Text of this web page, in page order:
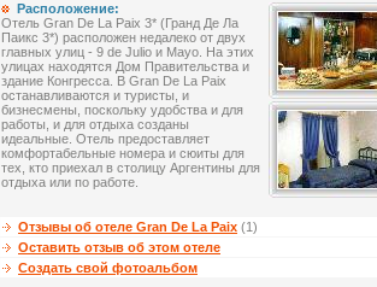
Расположение:
Отель Gran De La Paix 3* (Гранд Де Ла
Паикс 3*) расположен недалеко от двух
главных улиц - 9 de Julio и Mayo. На этих
улицах находятся Дом Правительства и
здание Конгресса. В Gran De La Paix
останавливаются и туристы, и
бизнесмены, поскольку удобства и для
работы, и для отдыха созданы
идеальные. Отель предоставляет
комфортабельные номера и сюиты для
тех, кто приехал в столицу Аргентины для
отдыха или по работе.
Отзывы об отеле Gran De La Paix (1)
Оставить отзыв об этом отеле
Создать свой фотоальбом